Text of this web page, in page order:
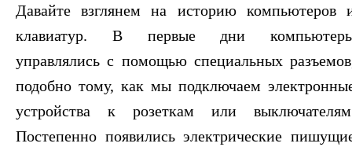
Давайте взглянем на историю компьютеров
клавиатур. В первые дни
управлялись с помощью специальных
подобно тому, как мы подключаем
устройства к розеткам или
Постепенно появились электрические